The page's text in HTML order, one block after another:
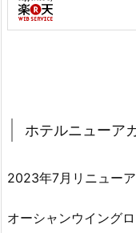
ホテルニューア
2023年7月リニューア
オーシャンウイング